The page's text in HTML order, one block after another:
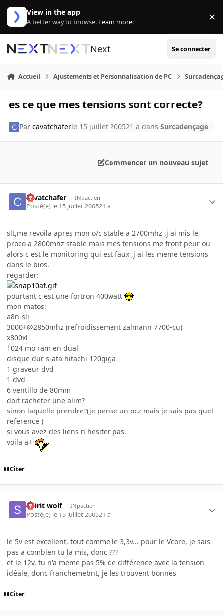
Aller au contenu
View in the app
A better way to browse. Learn more. ×
Next Se connecter
Accueil Ajustements et Personnalisation de PC
es ce que mes tensions sont correcte?
Parcavatchaferle 15 juillet 200521 a dansSurcadençage
Commencer un nouveau sujet
cavatchafer INpactien
Posté(e) le 15 juillet 200521 a
slt,me revoila apres mon o/c stable a 2700mhz ,j ai mis le
proco a 2800mhz stable mais mes tensions me front peur ou
alors c est le monitoring qui est faux ,j ai les meme tensions
dans le bios.
regarder:
pourtant c est une fortron 400watt
mon matos:
a8n-sli
3000+@2850mhz (refroidissement zalmann 7700-cu)
x800xl
1024 mo ram en dual
disque dur s-ata hitachi 120giga
1 graveur dvd
1 dvd
6 ventillo de 80mm
doit racheter une alim?
sinon laquelle prendre?(je pense un ocz mais je sais pas quel
reference )
si vous avez des liens n hesiter pas.
voila a+
Citer
Spirit wolf INpactien
Posté(e) le 15 juillet 200521 a
le 5v est excellent, tout comme le 3,3v... pour le Vcore, je sais
pas a combien tu la mis, donc ???
et le 12v, tu n'a meme pas 5% de différence avec la tension
idéale, donc franchemebnt, je les trouvent bonnes
Citer